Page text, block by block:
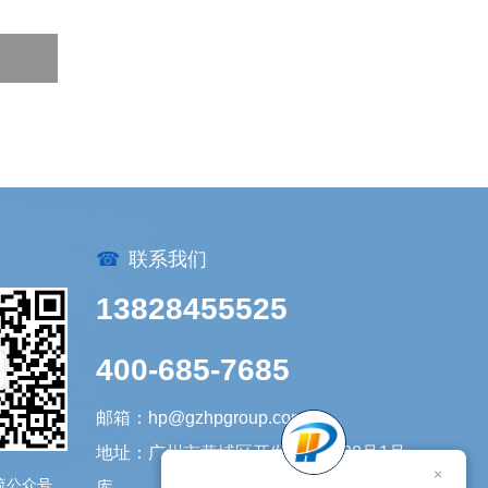
☎ 联系我们
13828455525
400-685-7685
邮箱：hp@gzhpgroup.com
地址：广州市黄埔区开发大道1338号1号
×